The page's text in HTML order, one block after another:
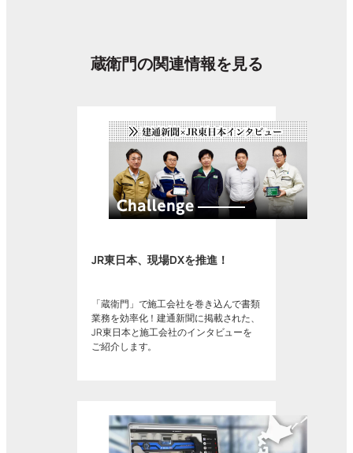
蔵衛門の関連情報を見る
JR東日本、現場DXを推進！
「蔵衛門」で施工会社を巻き込んで書類
業務を効率化！建通新聞に掲載された、
JR東日本と施工会社のインタビューを
ご紹介します。